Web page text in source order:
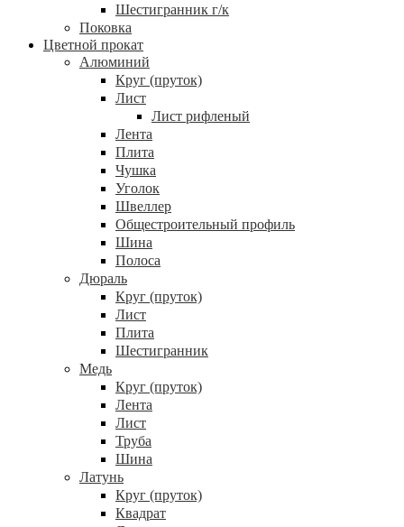
Шестигранник г/к
Поковка
Цветной прокат
Алюминий
Круг (пруток)
Лист
Лист рифленый
Лента
Плита
Чушка
Уголок
Швеллер
Общестроительный профиль
Шина
Полоса
Дюраль
Круг (пруток)
Лист
Плита
Шестигранник
Медь
Круг (пруток)
Лента
Лист
Труба
Шина
Латунь
Круг (пруток)
Квадрат